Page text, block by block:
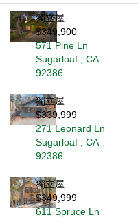
獨立屋
$349,900
571 Pine Ln
Sugarloaf , CA
92386
獨立屋
$339,999
271 Leonard Ln
Sugarloaf , CA
92386
獨立屋
$349,999
611 Spruce Ln